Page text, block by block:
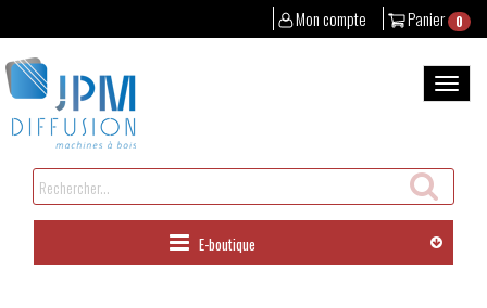
Panier 0
Mon compte
au
contenu
la
Rechercher
un
produit
E-boutique